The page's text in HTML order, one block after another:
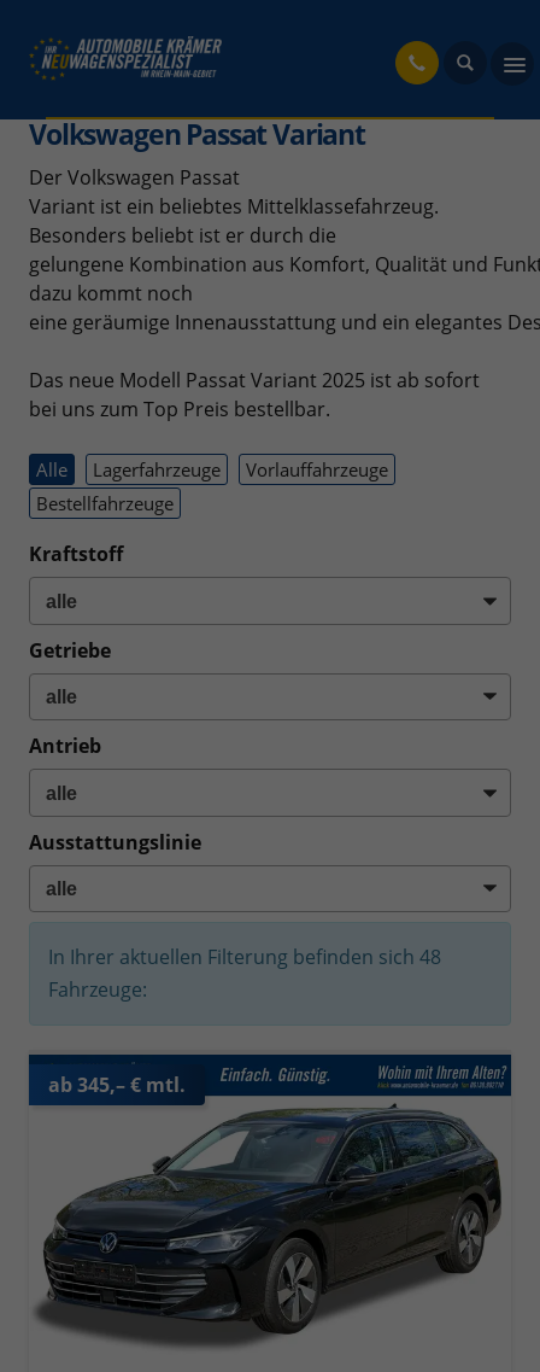
Volkswagen Passat Variant
Der Volkswagen Passat
Variant ist ein beliebtes Mittelklassefahrzeug.
Besonders beliebt ist er durch die
gelungene Kombination aus Komfort, Qualität und
dazu kommt noch
eine geräumige Innenausstattung und ein elegantes
Das neue Modell Passat Variant 2025 ist ab sofort
bei uns zum Top Preis bestellbar.
Alle Lagerfahrzeuge
Vorlauffahrzeuge
Bestellfahrzeuge
Kraftstoff
Getriebe
Antrieb
Ausstattungslinie
In Ihrer aktuellen Filterung befinden sich 48
Fahrzeuge:
ab 345,– € mtl.